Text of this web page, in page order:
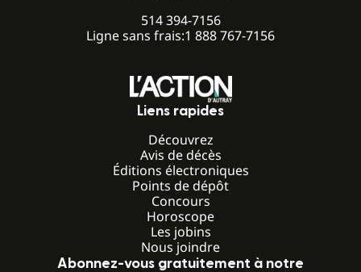
514 394-7156
Ligne sans frais:1 888 767-7156
Liens rapides
Découvrez
Avis de décès
Éditions électroniques
Points de dépôt
Concours
Horoscope
Les jobins
Nous joindre
Abonnez-vous gratuitement à notre